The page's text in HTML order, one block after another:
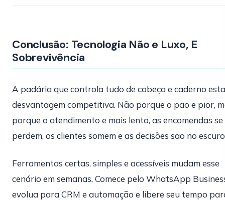
Conclusão: Tecnologia Não e Luxo, E
Sobrevivência
A padária que controla tudo de cabeça e caderno
desvantagem competitiva. Não porque o pao e pior,
porque o atendimento e mais lento, as encomendas se
perdem, os clientes somem e as decisões sao no
Ferramentas certas, simples e acessíveis mudam esse
cenário em semanas. Comece pelo WhatsApp
evolua para CRM e automação e libere seu tempo